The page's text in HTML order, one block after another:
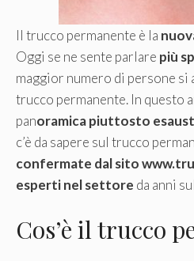
Il trucco permanente è la
Oggi se ne sente parlare più
maggior numero di persone si
trucco permanente. In questo
panoramica piuttosto
c’è da sapere sul trucco
confermate dal sito
esperti nel settore da anni
Cos’è il trucco